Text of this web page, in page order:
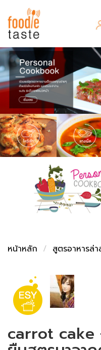
สูตรอาหาร
สูตรอาหารล่าสุด
Top Foodie
พาไปชิม
สารพันก้นครัว
เคล็ดลับน่ารู้
เปรียบเทียบหน่ว
เปรียบเทียบอุณห
เปรียบเทียบน้ำห
FoodPedia
สร้าง Cookbook
หน้าหลัก
สูตรอาหารล่
carrot